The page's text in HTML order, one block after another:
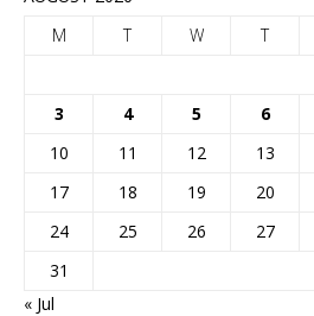
M
T W T
3
4 5 6
10
11 12 13
17
18 19 20
24
25 26 27
31
« Jul